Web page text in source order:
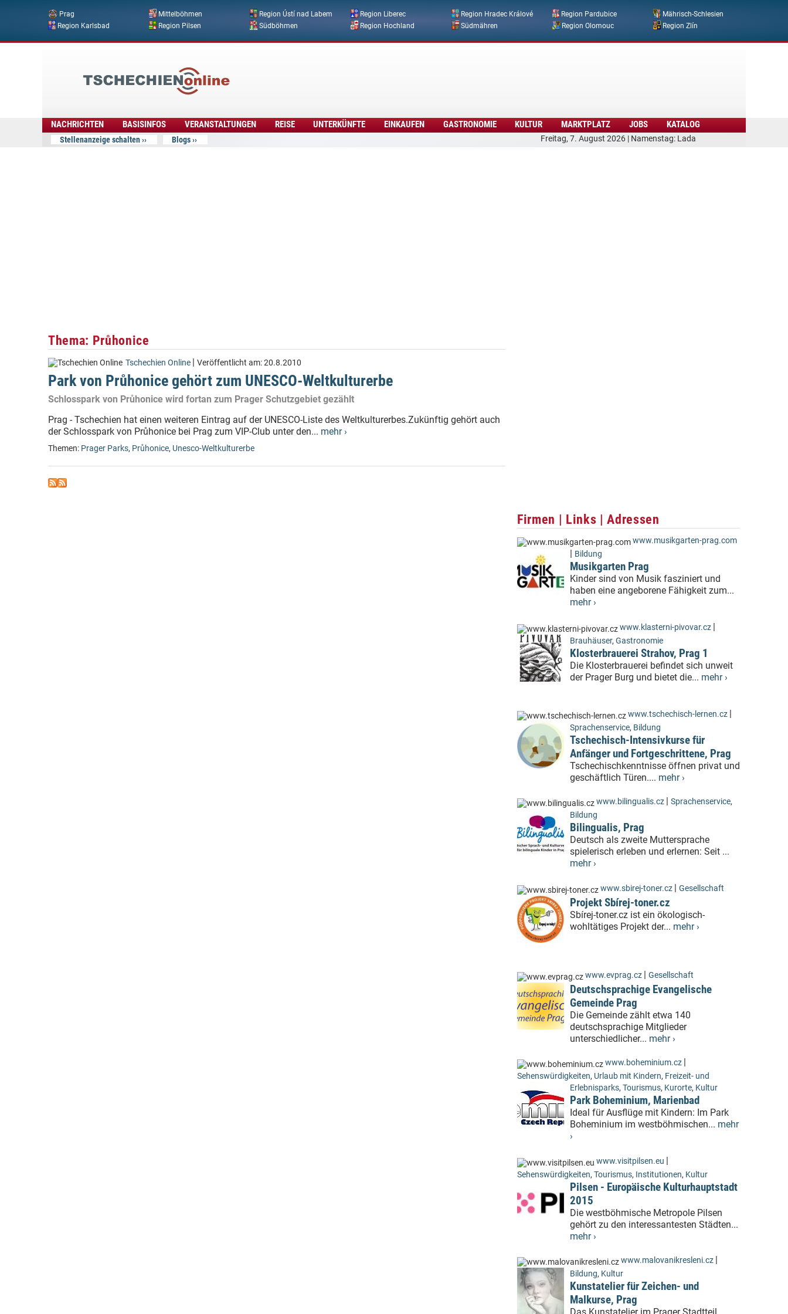
Direkt zum Inhalt
Prag Mittelböhmen Region Ústí nad Labem Region Liberec Region Hradec Králové Region Pardubice
Mährisch-Schlesien
Region Karlsbad
Region Pilsen Südböhmen Region Hochland Südmähren Region Olomouc Region Zlín
Freitag, 7. August 2026 | Namenstag: Lada
Online
NACHRICHTEN BASISINFOS VERANSTALTUNGEN REISE UNTERKÜNFTE EINKAUFEN GASTRONOMIE KULTUR MARKTPLATZ JOBS KATALOG
Stellenanzeige schalten Blogs
Thema: Průhonice
Tschechien Online | Veröffentlicht am:20.8.2010
Park von Průhonice gehört zum UNESCO-Weltkulturerbe
Schlosspark von Průhonice wird fortan zum Prager Schutzgebiet gezählt
Prag - Tschechien hat einen weiteren Eintrag auf der UNESCO-Liste des Weltkulturerbes.Zukünftig gehört auch
der Schlosspark von Průhonice bei Prag zum VIP-Club unter den... mehr ›
Themen: Prager Parks, Průhonice, Unesco-Weltkulturerbe
Firmen | Links | Adressen
www.musikgarten-prag.com
| Bildung
Musikgarten Prag
Kinder sind von Musik fasziniert und
haben eine angeborene Fähigkeit zum...
mehr ›
www.klasterni-pivovar.cz |
Brauhäuser, Gastronomie
Klosterbrauerei Strahov, Prag 1
Die Klosterbrauerei befindet sich unweit
der Prager Burg und bietet die... mehr ›
www.tschechisch-lernen.cz |
Sprachenservice, Bildung
Tschechisch-Intensivkurse für
Anfänger und Fortgeschrittene, Prag
Tschechischkenntnisse öffnen privat und
geschäftlich Türen.... mehr ›
www.bilingualis.cz | Sprachenservice,
Bildung
Bilingualis, Prag
Deutsch als zweite Muttersprache
spielerisch erleben und erlernen: Seit ...
mehr ›
www.sbirej-toner.cz | Gesellschaft
Projekt Sbírej-toner.cz
Sbírej-toner.cz ist ein ökologisch-
wohltätiges Projekt der... mehr ›
www.evprag.cz | Gesellschaft
Deutschsprachige Evangelische
Gemeinde Prag
Die Gemeinde zählt etwa 140
deutschsprachige Mitglieder
unterschiedlicher... mehr ›
www.boheminium.cz |
Sehenswürdigkeiten, Urlaub mit Kindern, Freizeit- und
Erlebnisparks, Tourismus, Kurorte, Kultur
Park Boheminium, Marienbad
Ideal für Ausflüge mit Kindern: Im Park
Boheminium im westböhmischen... mehr
›
www.visitpilsen.eu |
Sehenswürdigkeiten, Tourismus, Institutionen, Kultur
Pilsen - Europäische Kulturhauptstadt
2015
Die westböhmische Metropole Pilsen
gehört zu den interessantesten Städten...
mehr ›
www.malovanikresleni.cz |
Bildung, Kultur
Kunstatelier für Zeichen- und
Malkurse, Prag